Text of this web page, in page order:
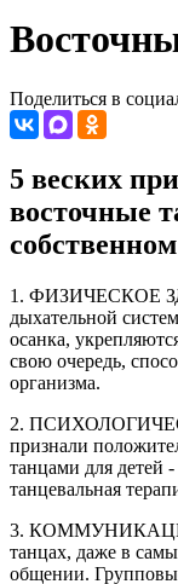
Поделиться в
5 веских
восточные
1. ФИЗИЧЕСКОЕ
дыхательной
осанка,
свою очередь,
организма.
2.
признали
танцами для детей
танцевальная
3.
танцах, даже в
общении.